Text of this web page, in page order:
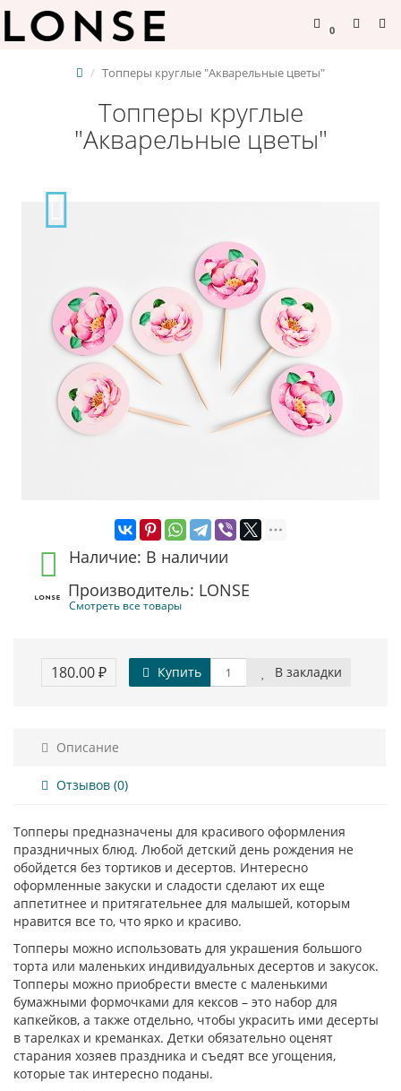
0
Топперы круглые "Акварельные цветы"
Топперы круглые
"Акварельные цветы"
Наличие: В наличии
Производитель: LONSE
Смотреть все товары
180.00 ₽ Купить В закладки
Описание
Отзывов (0)
Топперы предназначены для красивого оформления
праздничных блюд. Любой детский день рождения не
обойдется без тортиков и десертов. Интересно
оформленные закуски и сладости сделают их еще
аппетитнее и притягательнее для малышей, которым
нравится все то, что ярко и красиво.
Топперы можно использовать для украшения большого
торта или маленьких индивидуальных десертов и закусок.
Топперы можно приобрести вместе с маленькими
бумажными формочками для кексов – это набор для
капкейков, а также отдельно, чтобы украсить ими десерты
в тарелках и креманках. Детки обязательно оценят
старания хозяев праздника и съедят все угощения,
которые так интересно поданы.